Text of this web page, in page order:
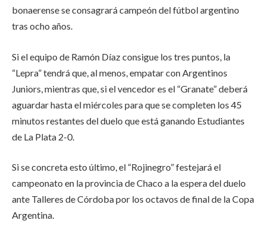
bonaerense se consagrará campeón del fútbol argentino
tras ocho años.
Si el equipo de Ramón Díaz consigue los tres puntos, la
“Lepra” tendrá que, al menos, empatar con Argentinos
Juniors, mientras que, si el vencedor es el “Granate” deberá
aguardar hasta el miércoles para que se completen los 45
minutos restantes del duelo que está ganando Estudiantes
de La Plata 2-0.
Si se concreta esto último, el “Rojinegro” festejará el
campeonato en la provincia de Chaco a la espera del duelo
ante Talleres de Córdoba por los octavos de final de la Copa
Argentina.